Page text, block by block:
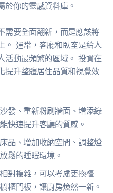
於你的靈感資料庫。
需要全面翻新，而是應該將
。 通常，客廳和臥室是給人
活動最頻繁的區域。 投資在
提升整體居住品質和視覺效
發、重新粉刷牆面、增添綠
快速提升客廳的質感。
品、增加收納空間、調整燈
鬆的睡眠環境。
對複雜，可以考慮更換檯
櫃門板，讓廚房煥然一新。